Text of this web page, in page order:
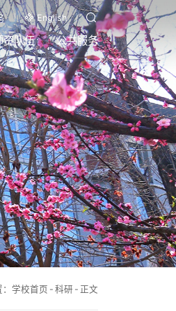
English
资队伍 公共服务
学校首页 - 科研 - 正文